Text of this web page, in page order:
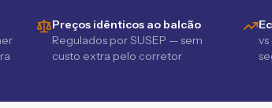
Preços idênticos ao balcão
Regulados por SUSEP — sem
custo extra pelo corretor